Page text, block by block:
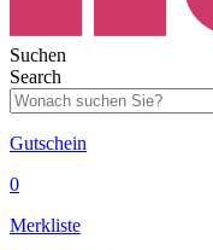
Suchen
Search
Gutschein
0
Merkliste